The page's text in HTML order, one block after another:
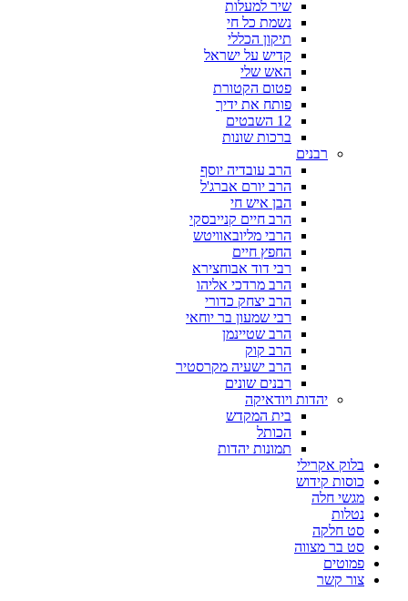
שיר למעלות
נשמת כל חי
תיקון הכללי
קדיש על ישראל
האש שלי
פטום הקטורת
פותח את ידיך
12 השבטים
ברכות שונות
רבנים
הרב עובדיה יוסף
הרב יורם אברג'ל
הבן איש חי
הרב חיים קנייבסקי
הרבי מליובאוויטש
החפץ חיים
רבי דוד אבוחצירא
הרב מרדכי אליהו
הרב יצחק כדורי
רבי שמעון בר יוחאי
הרב שטיינמן
הרב קוק
הרב ישעיה מקרסטיר
רבנים שונים
יהדות ויודאיקה
בית המקדש
הכותל
תמונות יהדות
בלוק אקרילי
כוסות קידוש
מגשי חלה
נטלות
סט חלקה
סט בר מצווה
פמוטים
צור קשר